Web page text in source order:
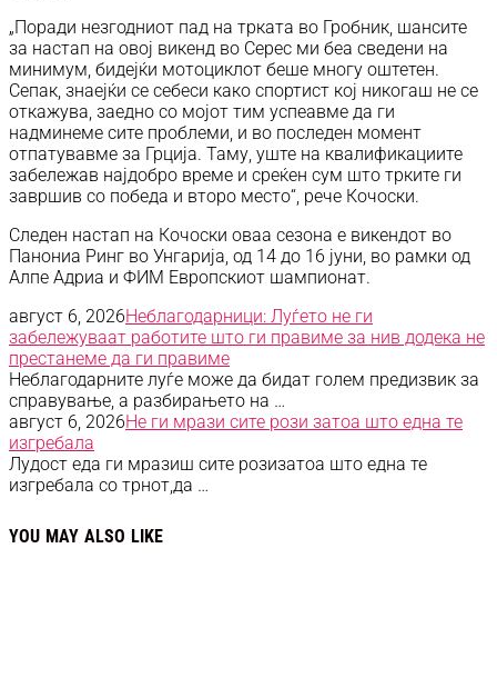
„Поради незгодниот пад на трката во Гробник, шансите
за настап на овој викенд во Серес ми беа сведени на
минимум, бидејќи мотоциклот беше многу оштетен.
Сепак, знаејќи се себеси како спортист кој никогаш не се
откажува, заедно со мојот тим успеавме да ги
надминеме сите проблеми, и во последен момент
отпатувавме за Грција. Таму, уште на квалификациите
забележав најдобро време и среќен сум што трките ги
завршив со победа и второ место“, рече Кочоски.
Следен настап на Кочоски оваа сезона е викендот во
Панониа Ринг во Унгарија, од 14 до 16 јуни, во рамки од
Алпе Адриа и ФИМ Европскиот шампионат.
август 6, 2026Неблагодарници: Луѓето не ги
забележуваат работите што ги правиме за нив додека не
престанеме да ги правиме
Неблагодарните луѓе може да бидат голем предизвик за
справување, а разбирањето на …
август 6, 2026Не ги мрази сите рози затоа што една те
изгребала
Лудост еда ги мразиш сите розизатоа што една те
изгребала со трнот,да …
YOU MAY ALSO LIKE